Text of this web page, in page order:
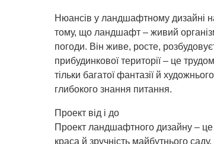
Нюансів у ландшафтному дизайні
тому, що ландшафт – живий
погоди. Він живе, росте,
прибудинкової території – це
тільки багатої фантазії й
глибокого знання питання.
Проект від і до
Проект ландшафтного дизайну – це
краса й зручність майбутнього